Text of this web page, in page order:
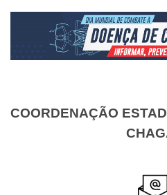
COORDENAÇÃO